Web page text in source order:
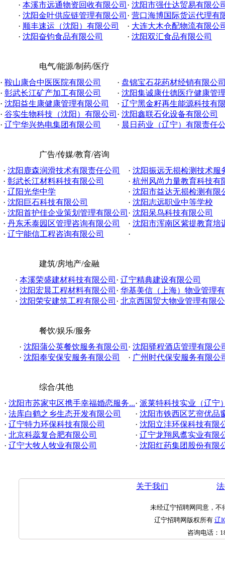
· 本溪市远通物资回收有限公司 · 沈阳市强仕达贸易有限公
· 沈阳金叶供应链管理有限公司 · 营口海博国际货运代理有
· 顺丰速运（沈阳）有限公司 · 大连大木仓配物流有限公
· 沈阳奋钧食品有限公司 · 沈阳双汇食品有限公司
电气/能源/制药/医疗
· 鞍山康合中医医院有限公司 · 盘锦宝石花药材经销有限公
· 彰武长江矿产加工有限公司 · 沈阳集诚康仕德医疗健康管
· 沈阳益生康健康管理有限公司 · 辽宁黑金籽再生能源科技有
· 谷实生物科技（沈阳）有限公司 · 沈阳鑫联石化设备有限公司
· 辽宁华兴热电集团有限公司 · 晨日药业（辽宁）有限责任
广告/传媒/教育/咨询
· 沈阳鹿森润滑技术有限责任公司 · 沈阳振远无损检测技术服
· 彰武长江材料科技有限公司 · 杭州风尚力量教育科技有
· 辽阳光华中学 · 沈阳市益达无损检测有限
· 沈阳巨石科技有限公司 · 沈阳志远职业中等学校
· 沈阳首护佳企业策划管理有限公司 · 沈阳呆鸟科技有限公司
· 丹东禾泰园区管理咨询有限公司 · 沈阳市浑南区紫提教育培
· 辽宁能信工程咨询有限公司 ·
建筑/房地产/金融
· 本溪荣盛建材科技有限公司 · 辽宁精典建设有限公司
· 沈阳宏晨工程材料有限公司 · 华基美信（上海）物业管理
· 沈阳荣安建筑工程有限公司 · 北京西国贸大物业管理有限
餐饮/娱乐/服务
· 沈阳蒲公英餐饮服务有限公司 · 沈阳驿程酒店管理有限公
· 沈阳奉安保安服务有限公司 · 广州时代保安服务有限公
综合/其他
· 沈阳市苏家屯区携手幸福婚恋服务...· 派莱特科技实业（辽宁
· 法库白鹤之乡生态开发有限公司 · 沈阳市铁西区艺帘优品
· 辽宁特力环保科技有限公司 · 沈阳立沣环保科技有限
· 北京科蕊复合肥有限公司 · 辽宁龙翔凤翥实业有限
· 辽宁大牧人牧业有限公司 · 沈阳红药集团股份有限
关于我们
未经辽宁招聘网同意，不
辽宁招聘网版权所有 辽
咨询电话：